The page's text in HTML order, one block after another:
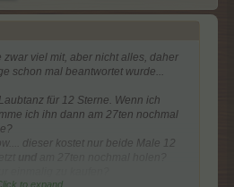
viel mit, aber nicht alles, daher
schon mal beantwortet wurde...
für 12 Sterne. Wenn ich
ich ihn dann am 27ten nochmal
dieser kostet nur beide Male 12
to expand...